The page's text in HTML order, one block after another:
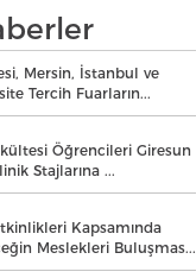
Mersin, İstanbul ve
Tercih Fuarların...
Öğrencileri Giresun
Stajlarına ...
Kapsamında
Meslekleri Buluşmas...